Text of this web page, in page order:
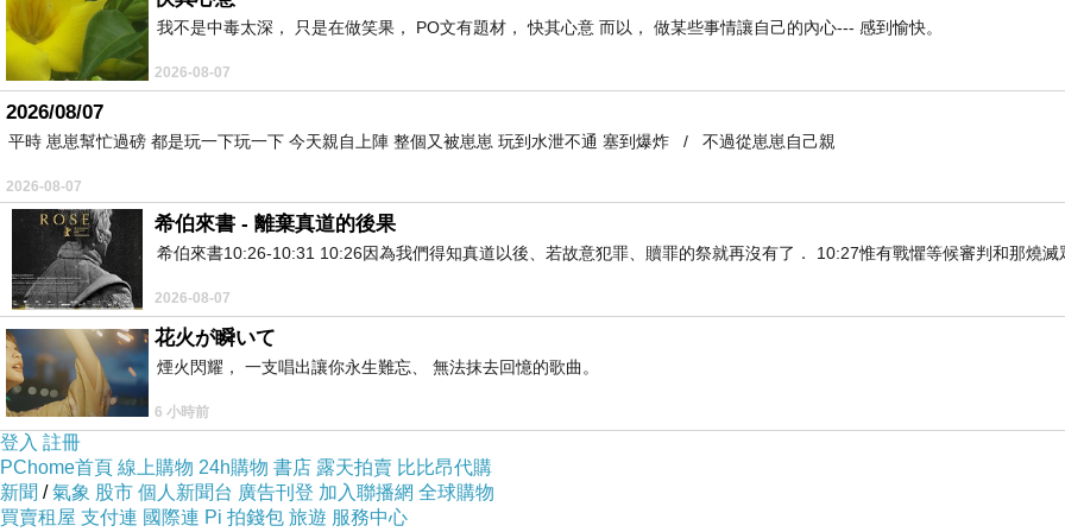
我不是中毒太深， 只是在做笑果， PO文有題材， 快其心意 而以， 做某些事情讓自己的內心--- 感到愉快。
2026-08-07
2026/08/07
平時 崽崽幫忙過磅 都是玩一下玩一下 今天親自上陣 整個又被崽崽 玩到水泄不通 塞到爆炸 / 不過從崽崽自己親
2026-08-07
希伯來書 - 離棄真道的後果
希伯來書10:26-10:31 10:26因為我們得知真道以後、若故意犯罪、贖罪的祭就再沒有了． 10:27惟有戰懼等候審判和那燒滅
2026-08-07
花火が瞬いて
煙火閃耀， 一支唱出讓你永生難忘、 無法抹去回憶的歌曲。
6 小時前
登入 註冊
PChome首頁 線上購物 24h購物 書店 露天拍賣 比比昂代購
新聞 /氣象 股市 個人新聞台 廣告刊登 加入聯播網 全球購物
買賣租屋 支付連 國際連 Pi 拍錢包 旅遊 服務中心